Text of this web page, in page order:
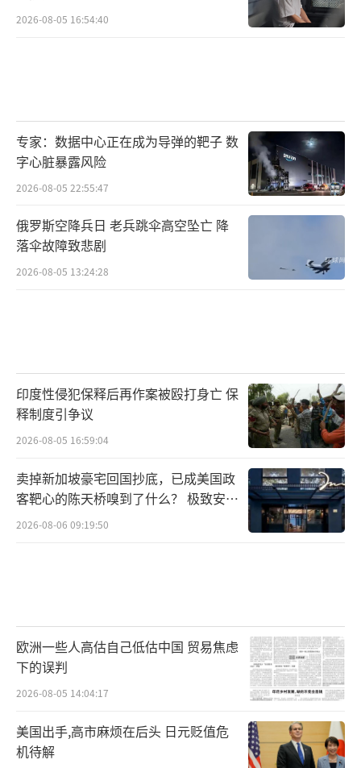
2026-08-05 16:54:40
专家：数据中心正在成为导弹的靶子 数
字心脏暴露风险
2026-08-05 22:55:47
俄罗斯空降兵日 老兵跳伞高空坠亡 降
落伞故障致悲剧
2026-08-05 13:24:28
印度性侵犯保释后再作案被殴打身亡 保
释制度引争议
2026-08-05 16:59:04
卖掉新加坡豪宅回国抄底，已成美国政
客靶心的陈天桥嗅到了什么？ 极致安全
的追寻
2026-08-06 09:19:50
欧洲一些人高估自己低估中国 贸易焦虑
下的误判
2026-08-05 14:04:17
美国出手,高市麻烦在后头 日元贬值危
机待解